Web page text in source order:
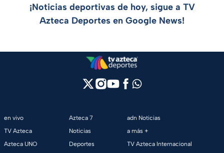
¡Noticias deportivas de hoy, sigue a TV
Azteca Deportes en Google News!
en vivo
TV Azteca
Azteca UNO
Azteca 7
Noticias
Deportes
adn Noticias
a más +
TV Azteca Internacional